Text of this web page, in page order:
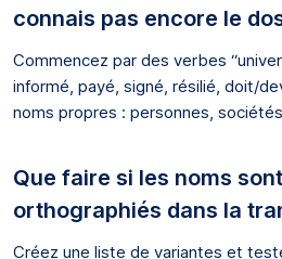
connais pas encore le
Commencez par des verbes
informé, payé, signé, résilié, doit/
noms propres : personnes,
Que faire si les noms
orthographiés dans la
Créez une liste de variantes et